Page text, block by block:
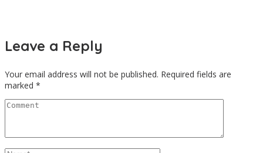
Leave a Reply
Your email address will not be published. Required fields are
marked *